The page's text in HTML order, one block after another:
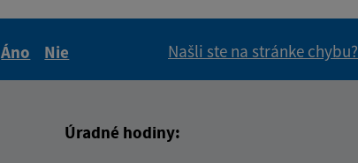
Áno
Nie
Našli ste na stránke chybu?
Úradné hodiny: